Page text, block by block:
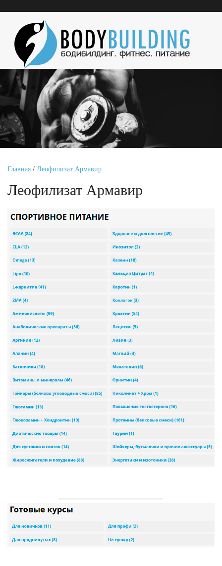
Главная / Леофилизат Армавир
Леофилизат Армавир